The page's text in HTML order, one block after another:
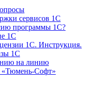
сервисов 1С
программы 1С?
1С
1С. Инструкция.
1С
на линию
Софт»